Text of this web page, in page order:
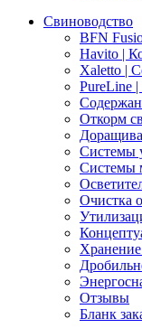
Свиноводство
BFN
Havito |
Xaletto |
PureLine
Откорм
Системы
Системы
Очистка
Отзывы
Бланк